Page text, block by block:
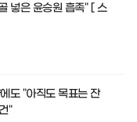
넣은 윤승원 흡족" [ 스
도 "아직도 목표는 잔
"